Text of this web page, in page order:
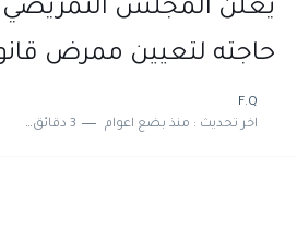
يعلن المجلس التمريضي
حاجته لتعيين ممرض
F.Q
اخر تحديث : منذ بضع اعوام 3 دقائق للقراءة